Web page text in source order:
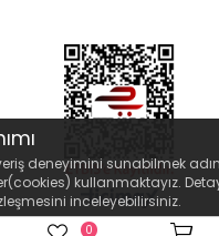
deneyimini sunabilmek
kullanmaktayız.
inceleyebilirsiniz.
0